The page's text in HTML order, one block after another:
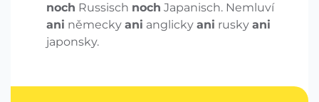
noch Russisch noch Japanisch. Nemluví
ani německy ani anglicky ani rusky ani
japonsky.